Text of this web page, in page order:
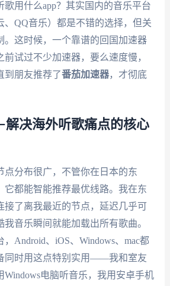
歌用什么app？其实国内的音乐平台
、QQ音乐）都是不错的选择，但关
。这时候，一个靠谱的回国加速器
试过不少加速器，要么速度慢，
到朋友推荐了番茄加速器，才彻底
决海外听歌痛点的核心
点分布很广，不管你在日本的东
它都能智能推荐最优线路。我在东
接了离我最近的节点，延迟几乎可
音乐瞬间就能加载出所有歌曲。
Android、iOS、Windows、mac都
同时用这点特别实用——我和室友
Windows电脑听音乐，我用安卓手机